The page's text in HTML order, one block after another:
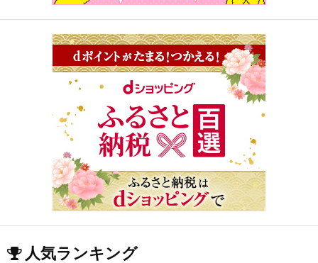
人気ランキング